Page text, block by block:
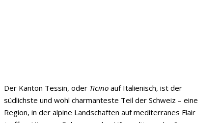
Der Kanton Tessin, oder Ticino auf Italienisch, ist der
südlichste und wohl charmanteste Teil der Schweiz – eine
Region, in der alpine Landschaften auf mediterranes Flair